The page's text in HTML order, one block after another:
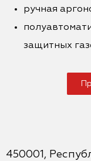
ручная
защитных
450001,